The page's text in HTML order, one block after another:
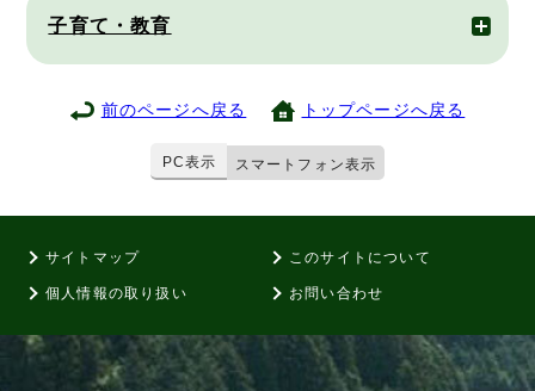
子育て・教育
前のページへ戻る トップページへ戻る
PC表示 スマートフォン表示
サイトマップ このサイトについて
個人情報の取り扱い お問い合わせ